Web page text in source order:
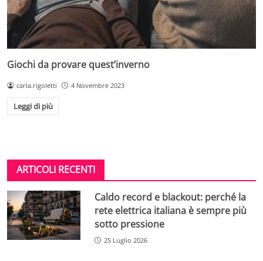
Giochi da provare quest’inverno
carla.rigoletti 4 Novembre 2023
Leggi di più
ARTICOLI RECENTI
Caldo record e blackout: perché la
rete elettrica italiana è sempre più
sotto pressione
25 Luglio 2026